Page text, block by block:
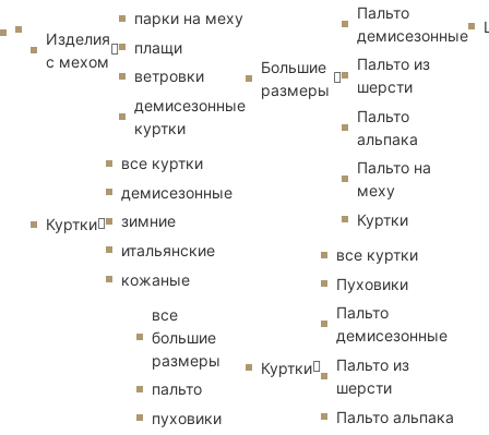
Изделия
с мехом
парки на меху
плащи
ветровки
демисезонные
куртки
Куртки
все куртки
демисезонные
зимние
итальянские
кожаные
все
большие
размеры
пальто
пуховики
Большие
размеры
Пальто
демисезонные
Пальто из
шерсти
Пальто
альпака
Пальто на
меху
Куртки
Куртки
все куртки
Пуховики
Пальто
демисезонные
Пальто из
шерсти
Пальто альпака